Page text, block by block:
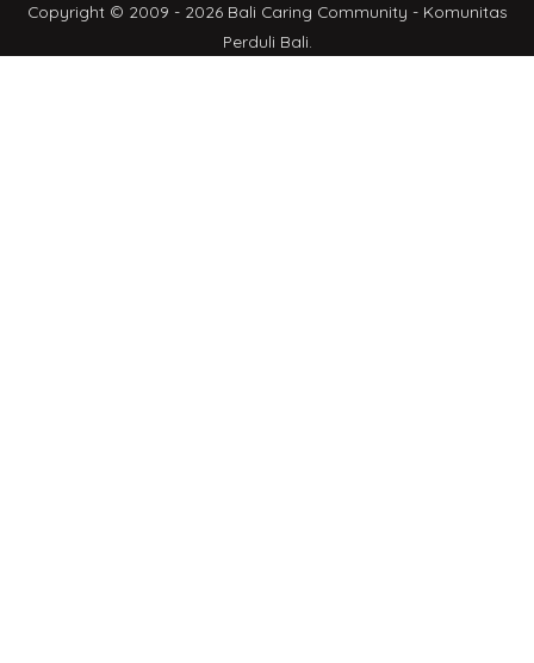
Copyright © 2009 - 2026 Bali Caring Community - Komunitas
Perduli Bali.